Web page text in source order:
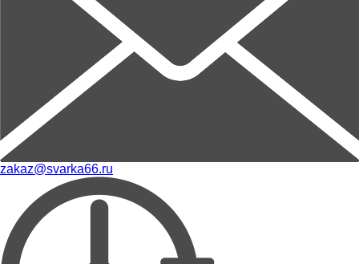
zakaz@svarka66.ru